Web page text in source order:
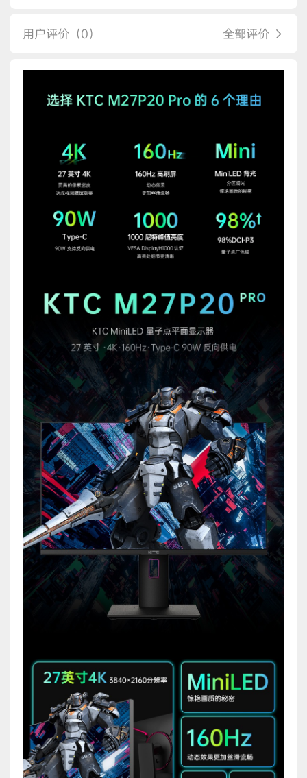
用户评价（0） 全部评价